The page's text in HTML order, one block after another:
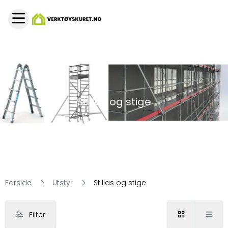
Stillas og stige
Forside Utstyr Stillas og stige
Filter